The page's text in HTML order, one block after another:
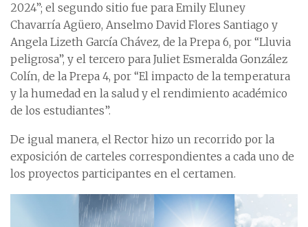
2024”; el segundo sitio fue para Emily Eluney
Chavarría Agüero, Anselmo David Flores Santiago y
Angela Lizeth García Chávez, de la Prepa 6, por “Lluvia
peligrosa”, y el tercero para Juliet Esmeralda González
Colín, de la Prepa 4, por “El impacto de la temperatura
y la humedad en la salud y el rendimiento académico
de los estudiantes”.
De igual manera, el Rector hizo un recorrido por la
exposición de carteles correspondientes a cada uno de
los proyectos participantes en el certamen.